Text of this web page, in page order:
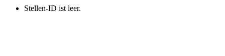
Stellen-ID ist leer.